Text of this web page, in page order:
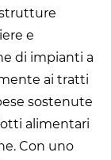
e
di impianti a
ai tratti
sostenute
alimentari
Con uno